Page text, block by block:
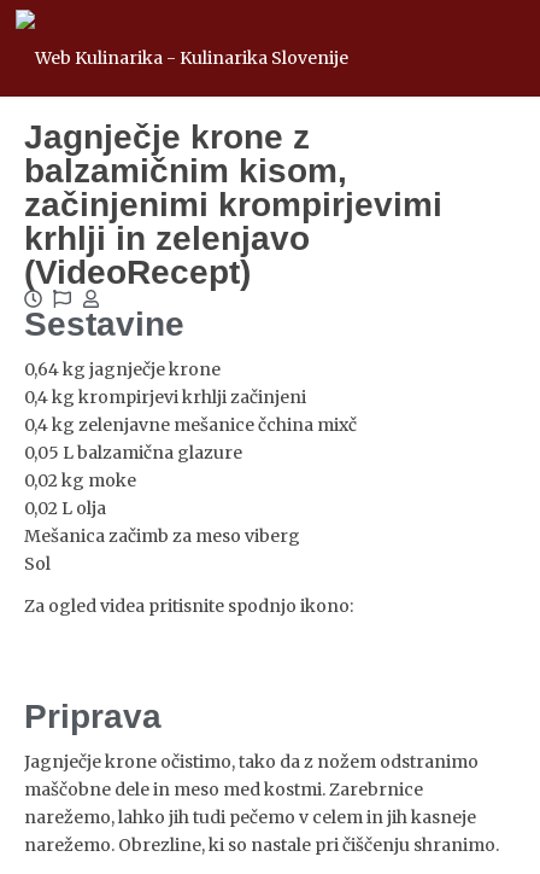
Jagnječje krone z
balzamičnim kisom,
začinjenimi krompirjevimi
krhlji in zelenjavo
(VideoRecept)
Sestavine
0,64 kg jagnječje krone
0,4 kg krompirjevi krhlji začinjeni
0,4 kg zelenjavne mešanice čchina mixč
0,05 L balzamična glazure
0,02 kg moke
0,02 L olja
Mešanica začimb za meso viberg
Sol
Za ogled videa pritisnite spodnjo ikono:
Priprava
Jagnječje krone očistimo, tako da z nožem odstranimo
maščobne dele in meso med kostmi. Zarebrnice
narežemo, lahko jih tudi pečemo v celem in jih kasneje
narežemo. Obrezline, ki so nastale pri čiščenju shranimo.